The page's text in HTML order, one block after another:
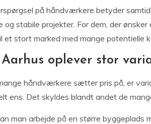
på håndværkere betyder
og stabile projekter. For dem, der
et stort marked med mange potentielle
Aarhus oplever stor
håndværkere sætter pris på, er
ens. Det skyldes blandt andet de
man arbejde på en større